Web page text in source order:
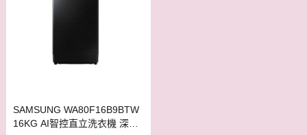
SAMSUNG WA80F16B9BTW
16KG AI智控直立洗衣機 深鐵